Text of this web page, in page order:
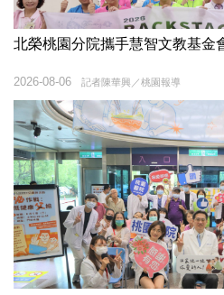
北榮桃園分院攜手慧智文教基
記者陳華興／桃園報導
2026-08-06